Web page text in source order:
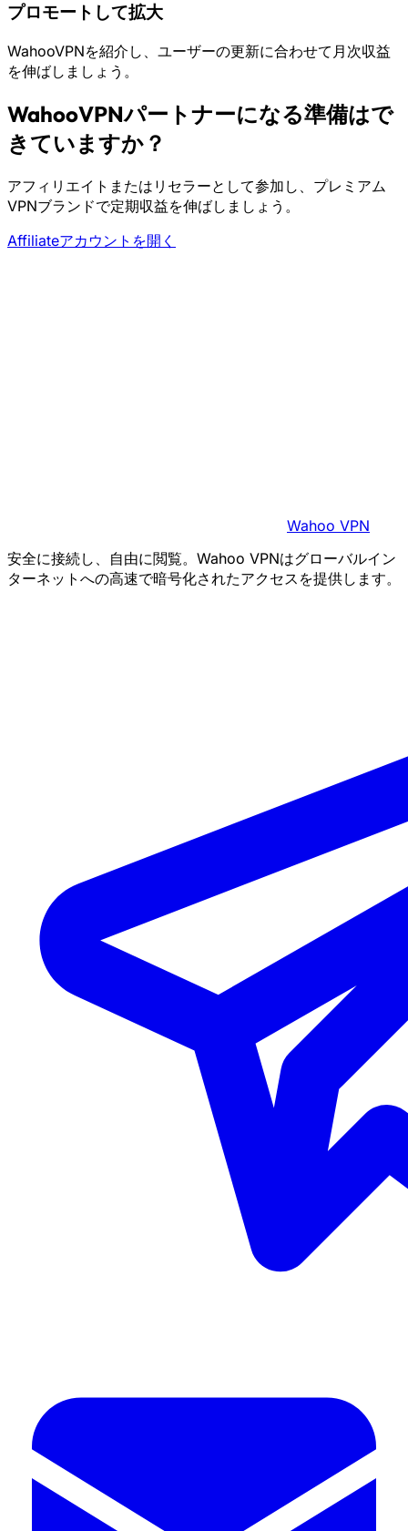
プロモートして拡大
WahooVPNを紹介し、ユーザーの更新に合わせて月次収益
を伸ばしましょう。
WahooVPNパートナーになる準備はで
きていますか？
アフィリエイトまたはリセラーとして参加し、プレミアム
VPNブランドで定期収益を伸ばしましょう。
Affiliateアカウントを開く
Wahoo VPN
安全に接続し、自由に閲覧。Wahoo VPNはグローバルイン
ターネットへの高速で暗号化されたアクセスを提供します。